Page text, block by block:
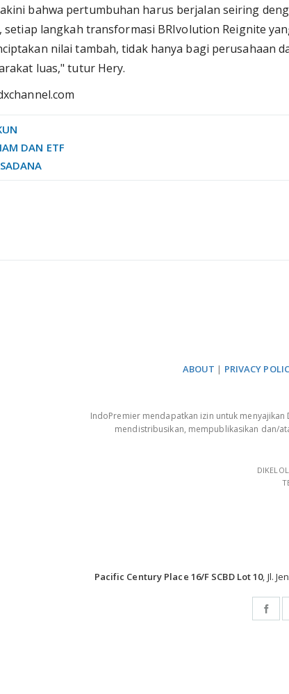
bahwa pertumbuhan harus berjalan seiring
setiap langkah transformasi BRIvolution Reignite
nilai tambah, tidak hanya bagi perusahaan
luas," tutur Hery.
DAN ETF
ABOUT | PRIVACY
IndoPremier mendapatkan izin untuk
mendistribusikan, mempublikasikan dan/
Pacific Century Place 16/F SCBD Lot 10, Jl.